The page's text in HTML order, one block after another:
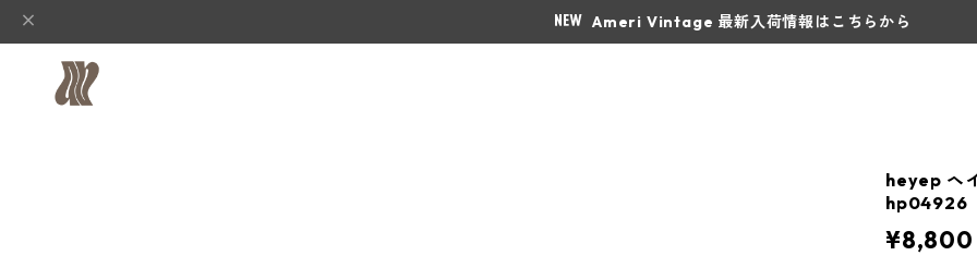
Ameri Vintage 最新入荷情報はこちらから
heyep ヘ
hp04926
¥8,800